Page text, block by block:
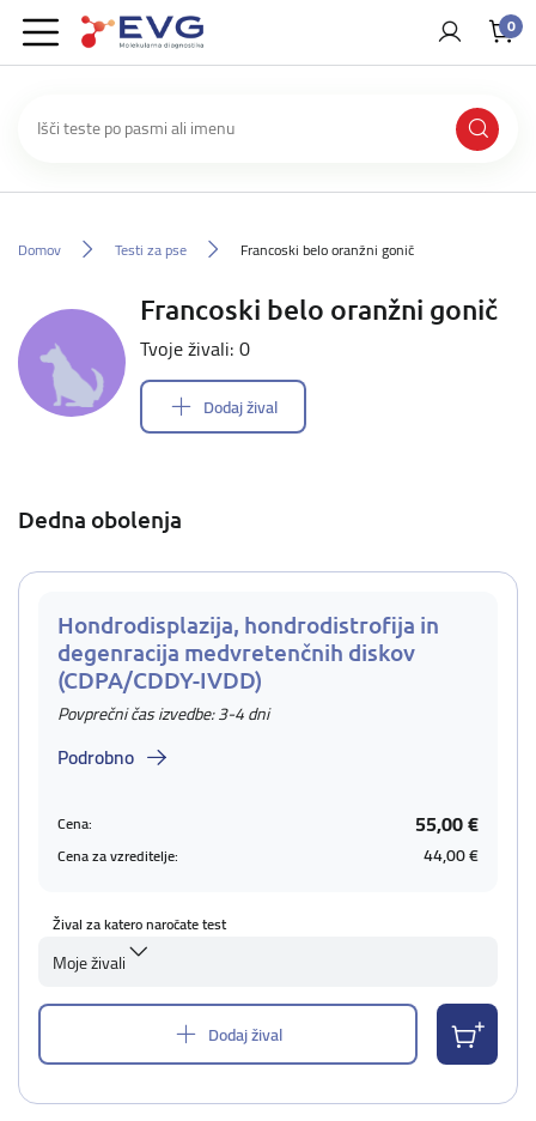
0
Domov Testi za pse Francoski belo oranžni gonič
Francoski belo oranžni gonič
Tvoje živali: 0
Dodaj žival
Dedna obolenja
Hondrodisplazija, hondrodistrofija in
degenracija medvretenčnih diskov
(CDPA/CDDY-IVDD)
Povprečni čas izvedbe: 3-4 dni
Podrobno
Cena: 55,00 €
Cena za vzreditelje: 44,00 €
Žival za katero naročate test
Moje živali
Dodaj žival